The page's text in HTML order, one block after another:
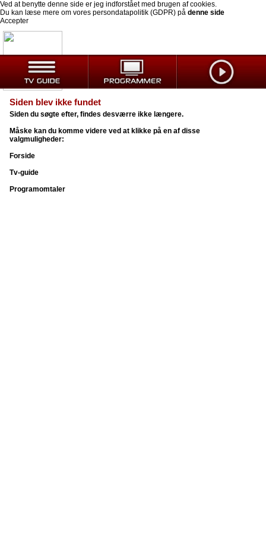
Ved at benytte denne side er jeg indforstået med brugen af cookies.
Du kan læse mere om vores persondatapolitik (GDPR) på denne side
Accepter
Siden blev ikke fundet
Siden du søgte efter, findes desværre ikke længere.
Måske kan du komme videre ved at klikke på en af disse
valgmuligheder:
Forside
Tv-guide
Programomtaler